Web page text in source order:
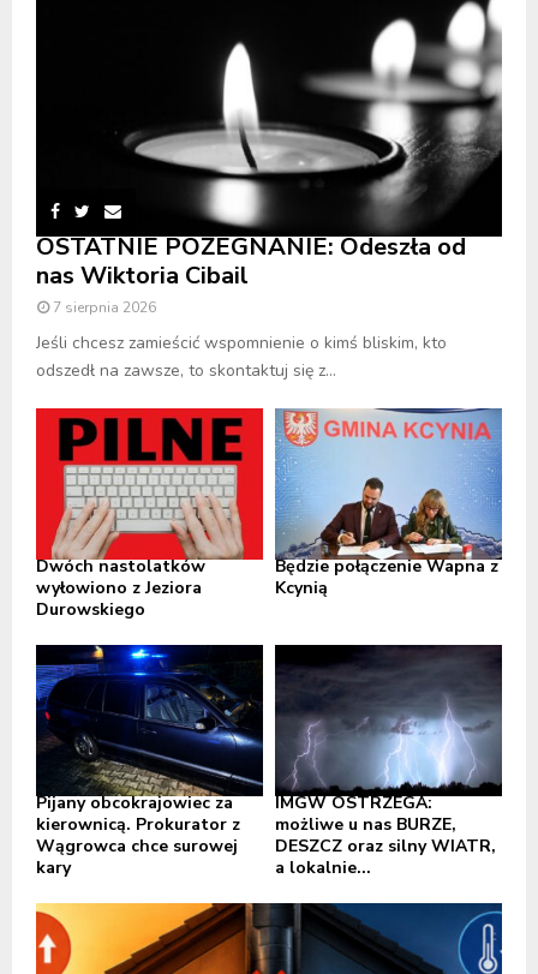
OSTATNIE POŻEGNANIE: Odeszła od
nas Wiktoria Cibail
7 sierpnia 2026
Jeśli chcesz zamieścić wspomnienie o kimś bliskim, kto
odszedł na zawsze, to skontaktuj się z...
Dwóch nastolatków
wyłowiono z Jeziora
Durowskiego
Będzie połączenie Wapna z
Kcynią
Pijany obcokrajowiec za
kierownicą. Prokurator z
Wągrowca chce surowej
kary
IMGW OSTRZEGA:
możliwe u nas BURZE,
DESZCZ oraz silny WIATR,
a lokalnie...